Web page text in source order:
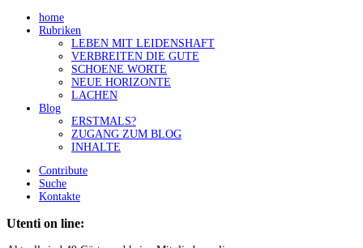
home
Rubriken
LEBEN MIT LEIDENSHAFT
VERBREITEN DIE GUTE
SCHOENE WORTE
NEUE HORIZONTE
LACHEN
Blog
ERSTMALS?
ZUGANG ZUM BLOG
INHALTE
Contribute
Suche
Kontakte
Utenti on line: